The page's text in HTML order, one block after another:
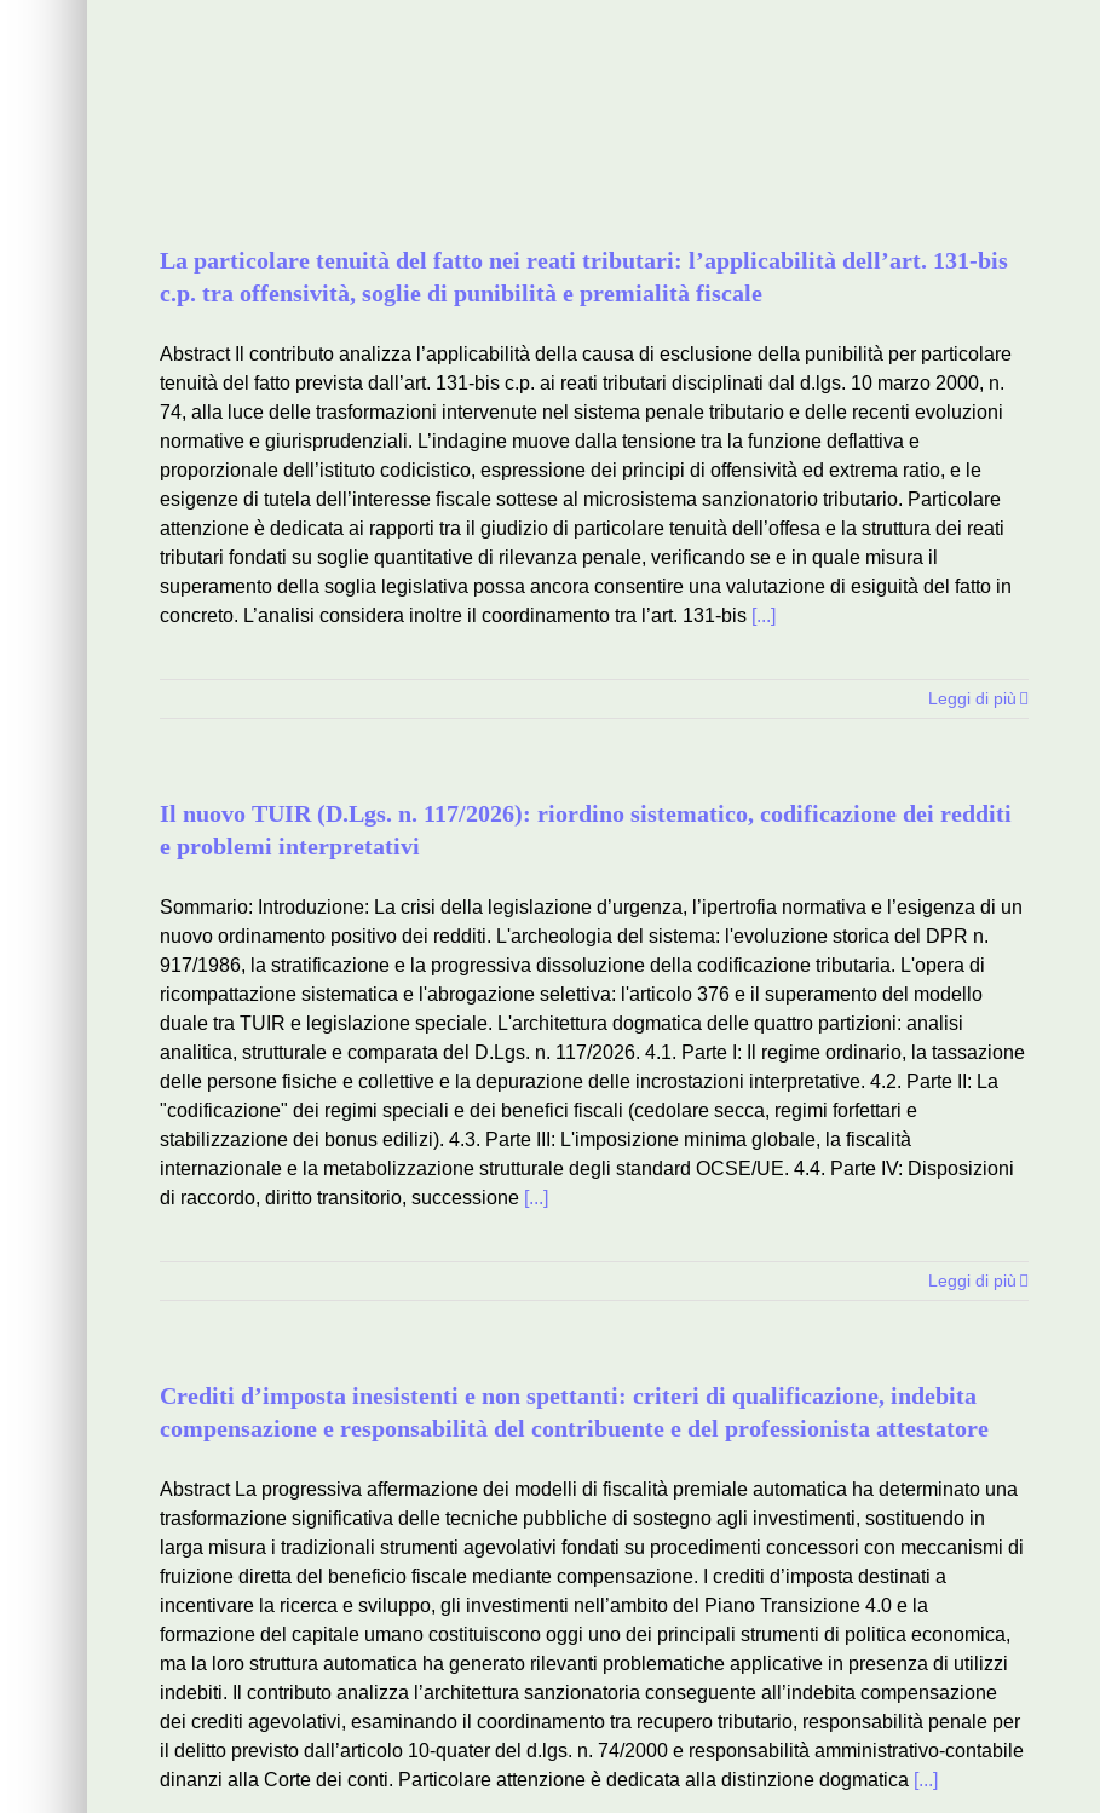
La particolare tenuità del fatto nei reati tributari: l’applicabilità dell’art. 131-bis
c.p. tra offensività, soglie di punibilità e premialità fiscale
Abstract Il contributo analizza l’applicabilità della causa di esclusione della punibilità per particolare
tenuità del fatto prevista dall’art. 131-bis c.p. ai reati tributari disciplinati dal d.lgs. 10 marzo 2000, n.
74, alla luce delle trasformazioni intervenute nel sistema penale tributario e delle recenti evoluzioni
normative e giurisprudenziali. L’indagine muove dalla tensione tra la funzione deflattiva e
proporzionale dell’istituto codicistico, espressione dei principi di offensività ed extrema ratio, e le
esigenze di tutela dell’interesse fiscale sottese al microsistema sanzionatorio tributario. Particolare
attenzione è dedicata ai rapporti tra il giudizio di particolare tenuità dell’offesa e la struttura dei reati
tributari fondati su soglie quantitative di rilevanza penale, verificando se e in quale misura il
superamento della soglia legislativa possa ancora consentire una valutazione di esiguità del fatto in
concreto. L’analisi considera inoltre il coordinamento tra l’art. 131-bis[...]
Leggi di più
Il nuovo TUIR (D.Lgs. n. 117/2026): riordino sistematico, codificazione dei redditi
e problemi interpretativi
Sommario: Introduzione: La crisi della legislazione d’urgenza, l’ipertrofia normativa e l’esigenza di un
nuovo ordinamento positivo dei redditi. L'archeologia del sistema: l'evoluzione storica del DPR n.
917/1986, la stratificazione e la progressiva dissoluzione della codificazione tributaria. L'opera di
ricompattazione sistematica e l'abrogazione selettiva: l'articolo 376 e il superamento del modello
duale tra TUIR e legislazione speciale. L'architettura dogmatica delle quattro partizioni: analisi
analitica, strutturale e comparata del D.Lgs. n. 117/2026. 4.1. Parte I: Il regime ordinario, la tassazione
delle persone fisiche e collettive e la depurazione delle incrostazioni interpretative. 4.2. Parte II: La
"codificazione" dei regimi speciali e dei benefici fiscali (cedolare secca, regimi forfettari e
stabilizzazione dei bonus edilizi). 4.3. Parte III: L'imposizione minima globale, la fiscalità
internazionale e la metabolizzazione strutturale degli standard OCSE/UE. 4.4. Parte IV: Disposizioni
di raccordo, diritto transitorio, successione[...]
Leggi di più
Crediti d’imposta inesistenti e non spettanti: criteri di qualificazione, indebita
compensazione e responsabilità del contribuente e del professionista attestatore
Abstract La progressiva affermazione dei modelli di fiscalità premiale automatica ha determinato una
trasformazione significativa delle tecniche pubbliche di sostegno agli investimenti, sostituendo in
larga misura i tradizionali strumenti agevolativi fondati su procedimenti concessori con meccanismi di
fruizione diretta del beneficio fiscale mediante compensazione. I crediti d’imposta destinati a
incentivare la ricerca e sviluppo, gli investimenti nell’ambito del Piano Transizione 4.0 e la
formazione del capitale umano costituiscono oggi uno dei principali strumenti di politica economica,
ma la loro struttura automatica ha generato rilevanti problematiche applicative in presenza di utilizzi
indebiti. Il contributo analizza l’architettura sanzionatoria conseguente all’indebita compensazione
dei crediti agevolativi, esaminando il coordinamento tra recupero tributario, responsabilità penale per
il delitto previsto dall’articolo 10-quater del d.lgs. n. 74/2000 e responsabilità amministrativo-contabile
dinanzi alla Corte dei conti. Particolare attenzione è dedicata alla distinzione dogmatica [...]